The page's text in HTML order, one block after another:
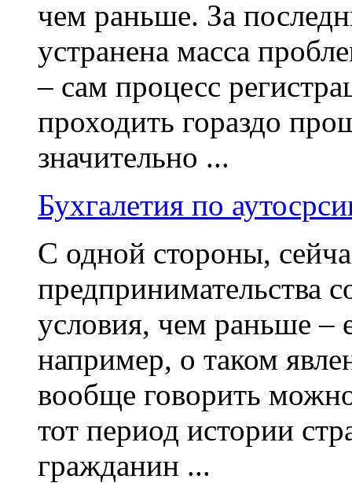
чем раньше. За
устранена масса
– сам процесс
проходить гораздо
значительно ...
Бухгалетия по
С одной стороны,
предпринимательства
условия, чем раньше –
например, о таком
вообще говорить
тот период истории
гражданин ...